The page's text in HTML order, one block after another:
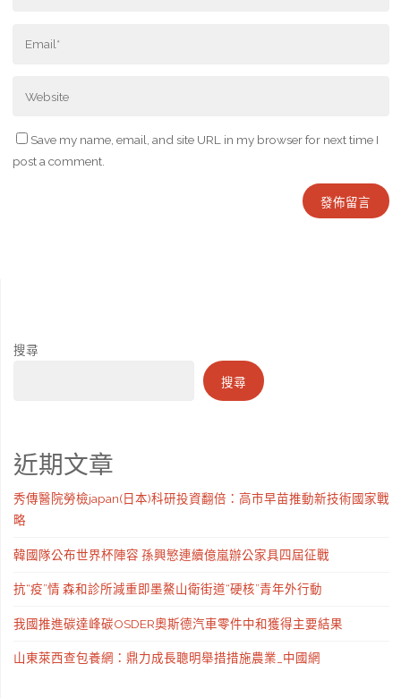
Save my name, email, and site URL in my browser for next time I
post a comment.
搜尋
搜尋
近期文章
秀傳醫院勞檢japan(日本)科研投資翻倍：高市早苗推動新技術國家戰
略
韓國隊公布世界杯陣容 孫興慜連續億嵐辦公家具四屆征戰
抗“疫”情 森和診所減重即墨鰲山衛街道“硬核”青年外行動
我國推進碳達峰碳OSDER奧斯德汽車零件中和獲得主要結果
山東萊西查包養網：鼎力成長聰明舉措措施農業_中國網